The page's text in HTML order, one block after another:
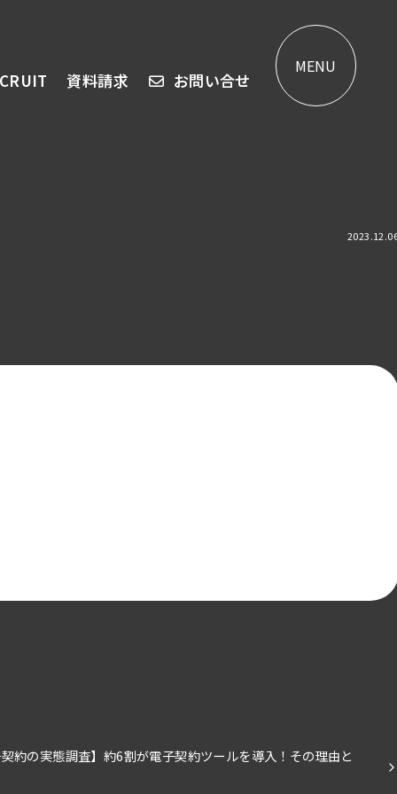
資料請求 お問い合せ
MENU
約の実態調査】約6割が電子契約ツールを導入！その理由と